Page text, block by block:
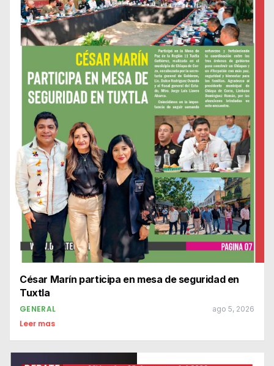
César Marín participa en mesa de seguridad en
Tuxtla
GENERAL ago 5, 2026
Leer mas